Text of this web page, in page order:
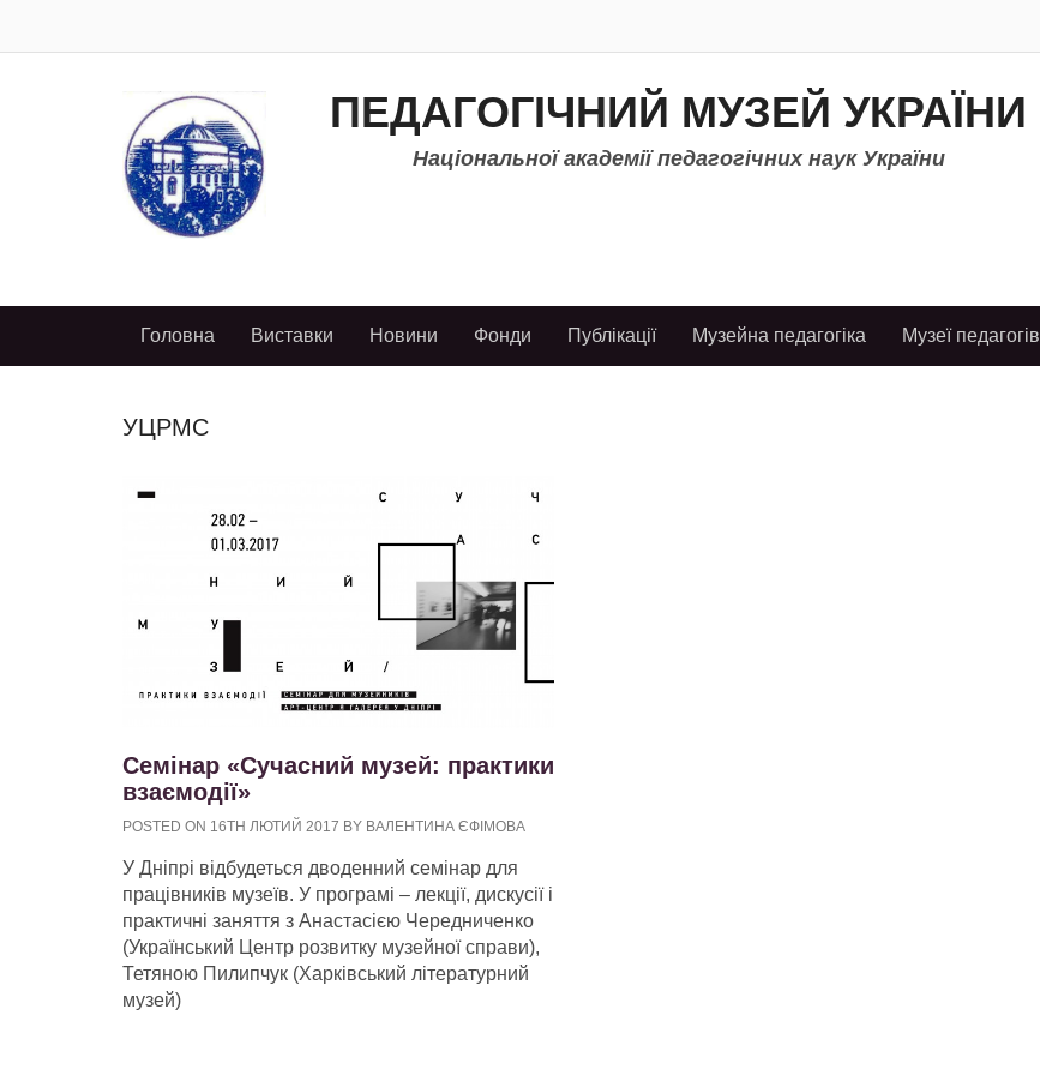
ПЕДАГОГІЧНИЙ МУЗЕЙ УКРАЇНИ
Національної академії педагогічних наук України
Головна Виставки Новини Фонди Публікації Музейна педагогіка Музеї педагогів
УЦРМС
Семінар «Сучасний музей: практики
взаємодії»
POSTED ON 16TH ЛЮТИЙ 2017 BY ВАЛЕНТИНА ЄФІМОВА
У Дніпрі відбудеться дводенний семінар для
працівників музеїв. У програмі – лекції, дискусії і
практичні заняття з Анастасією Чередниченко
(Український Центр розвитку музейної справи),
Тетяною Пилипчук (Харківський літературний
музей)